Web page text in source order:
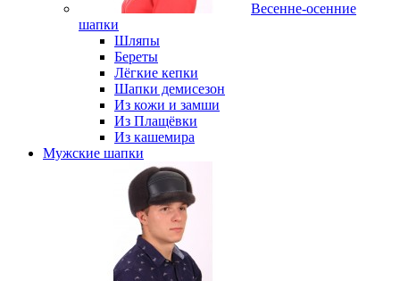
Весенне-осенние
шапки
Шляпы
Береты
Лёгкие кепки
Шапки демисезон
Из кожи и замши
Из Плащёвки
Из кашемира
Мужские шапки